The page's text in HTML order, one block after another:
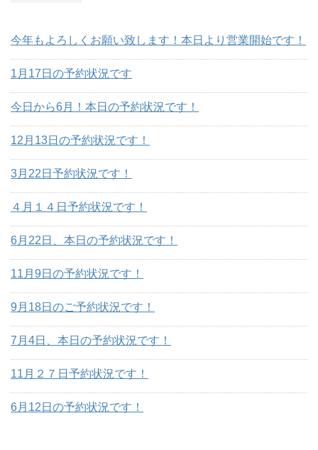
今年もよろしくお願い致します！本日より営業開始です！
1月17日の予約状況です
今日から6月！本日の予約状況です！
12月13日の予約状況です！
3月22日予約状況です！
４月１４日予約状況です！
6月22日、本日の予約状況です！
11月9日の予約状況です！
9月18日のご予約状況です！
7月4日、本日の予約状況です！
11月２７日予約状況です！
6月12日の予約状況です！